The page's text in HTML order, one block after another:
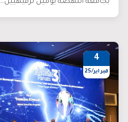
بجامعة النهضة يومين ترفيهيين…
4
فبراير/25